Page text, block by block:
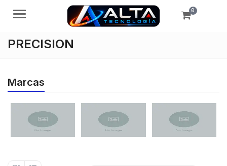
Menú 0
PRECISION
Marcas